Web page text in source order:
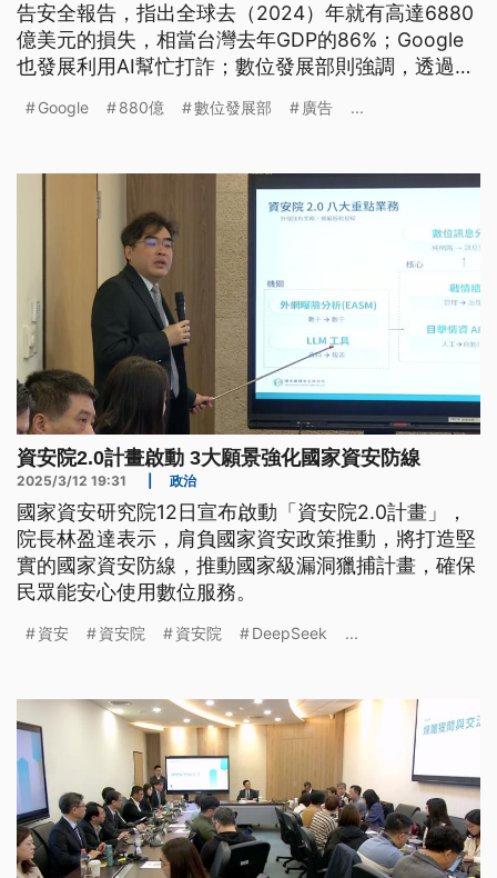
告安全報告，指出全球去（2024）年就有高達6880
億美元的損失，相當台灣去年GDP的86%；Google
也發展利用AI幫忙打詐；數位發展部則強調，透過政
道。不過，國內詐騙案例仍頻傳，台東就出現婦人網
Google 880億 數位發展部 廣告 ...
資安院2.0計畫啟動 3大願景強化國家資安防線
2025/3/12 19:31 政治
國家資安研究院12日宣布啟動「資安院2.0計畫」，
院長林盈達表示，肩負國家資安政策推動，將打造堅
實的國家資安防線，推動國家級漏洞獵捕計畫，確保
民眾能安心使用數位服務。
資安 資安院 資安院 DeepSeek ...